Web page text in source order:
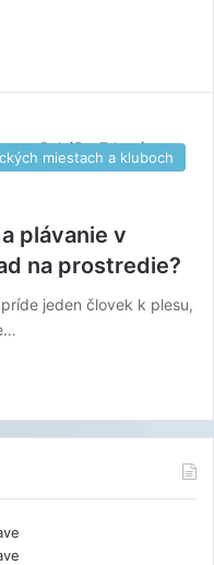
miestach a kluboch
plávanie v
na prostredie?
jeden človek k plesu,